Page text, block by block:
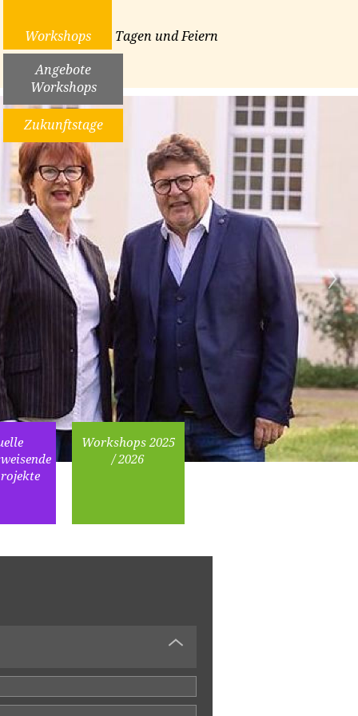
Workshops
Angebote
Workshops
Zukunftstage
Tagen und Feiern
Workshops 2025
/ 2026